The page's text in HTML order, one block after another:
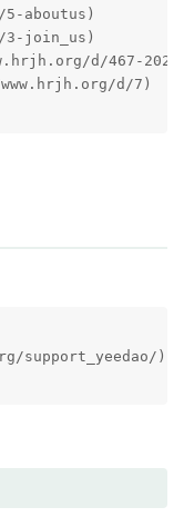
aboutus)
3-join_us)
d/467-
d/7)
support_yeedao/)